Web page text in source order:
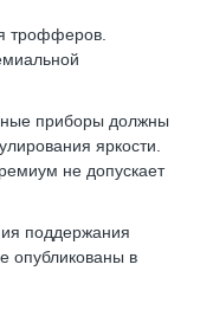
трофферов.
приборы должны
яркости.
не допускает
поддержания
опубликованы в